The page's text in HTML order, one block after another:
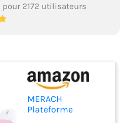
pour 2172 utilisateurs
MERACH
Plateforme